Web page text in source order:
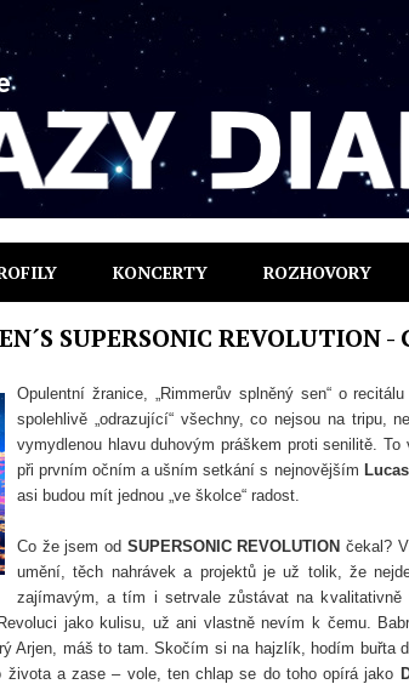
KONCERTY ROZHOVORY
SUPERSONIC
Opulentní žranice, „Rimmerův splněný sen“ o
spolehlivě „odrazující“ všechny, co nejsou na tripu,
vymydlenou hlavu duhovým práškem proti senilitě.
při prvním očním a ušním setkání s nejnovějším
asi budou mít jednou „ve školce“ radost.
Co že jsem od SUPERSONIC REVOLUTION čekal?
umění, těch nahrávek a projektů je už tolik, že
zajímavým, a tím i setrvale zůstávat na
jako kulisu, už ani vlastně nevím k čemu.
Arjen, máš to tam. Skočím si na hajzlík, hodím buřta
života a zase – vole, ten chlap se do toho opírá jako